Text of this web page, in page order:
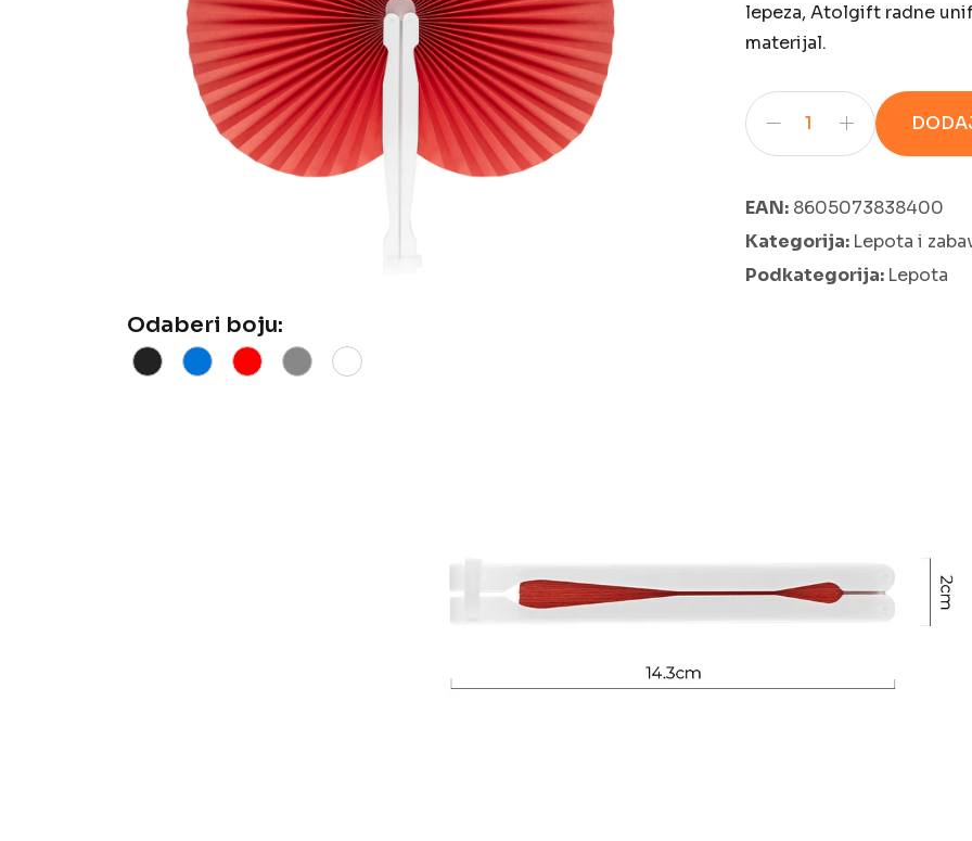
lepeza, Atolgift radne
materijal.
EAN: 8605073838400
Kategorija: Lepota i
Podkategorija: Lepota
Odaberi boju: